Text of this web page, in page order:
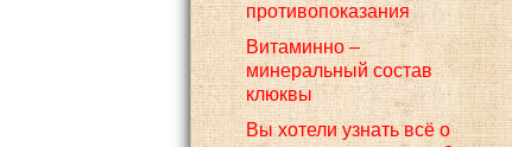
противопоказания
Витаминно –
минеральный состав
клюквы
Вы хотели узнать всё о